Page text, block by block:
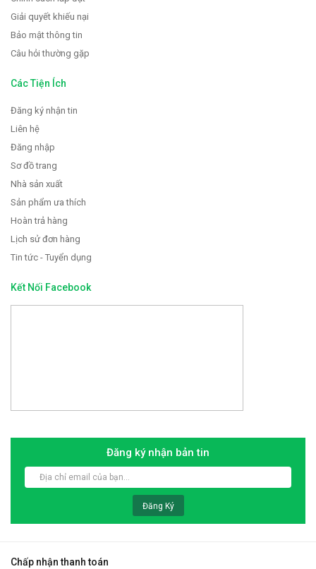
Giải quyết khiếu nại
Bảo mật thông tin
Câu hỏi thường gặp
Các Tiện Ích
Đăng ký nhận tin
Liên hệ
Đăng nhập
Sơ đồ trang
Nhà sản xuất
Sản phẩm ưa thích
Hoàn trả hàng
Lịch sử đơn hàng
Tin tức - Tuyển dụng
Kết Nối Facebook
Đăng ký nhận bản tin
Đăng Ký
Chấp nhận thanh toán